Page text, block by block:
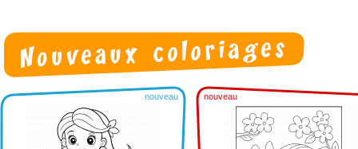
nouveau nouveau